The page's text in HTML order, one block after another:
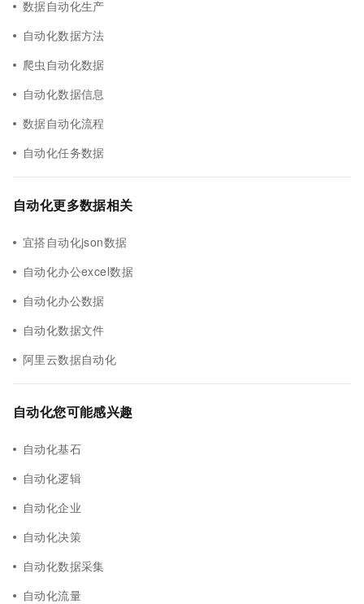
数据自动化生产
自动化数据方法
爬虫自动化数据
自动化数据信息
数据自动化流程
自动化任务数据
自动化更多数据相关
宜搭自动化json数据
自动化办公excel数据
自动化办公数据
自动化数据文件
阿里云数据自动化
自动化您可能感兴趣
自动化基石
自动化逻辑
自动化企业
自动化决策
自动化数据采集
自动化流量